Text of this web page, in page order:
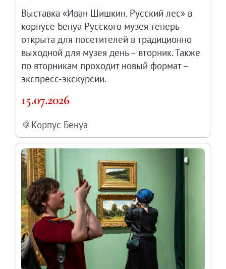
Выставка «Иван Шишкин. Русский лес» в
корпусе Бенуа Русского музея теперь
открыта для посетителей в традиционно
выходной для музея день – вторник. Также
по вторникам проходит новый формат –
экспресс-экскурсии.
15.07.2026
Корпус Бенуа